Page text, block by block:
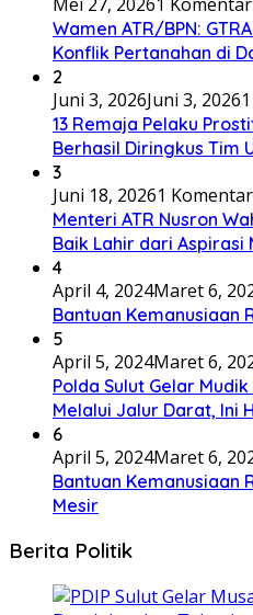
Wamen ATR/BPN:
Konflik Pertanahan di
2
Juni 3, 2026Juni 3, 2026
13 Remaja Pelaku
Berhasil Diringkus Tim
3
Juni 18, 20261 Komentar
Menteri ATR Nusron
Baik Lahir dari Aspirasi
4
April 4, 2024Maret 6,
Bantuan Kemanusiaan
5
April 5, 2024Maret 6,
Polda Sulut Gelar
Melalui Jalur Darat, Ini
6
April 5, 2024Maret 6,
Bantuan Kemanusiaan
Mesir
Berita Politik